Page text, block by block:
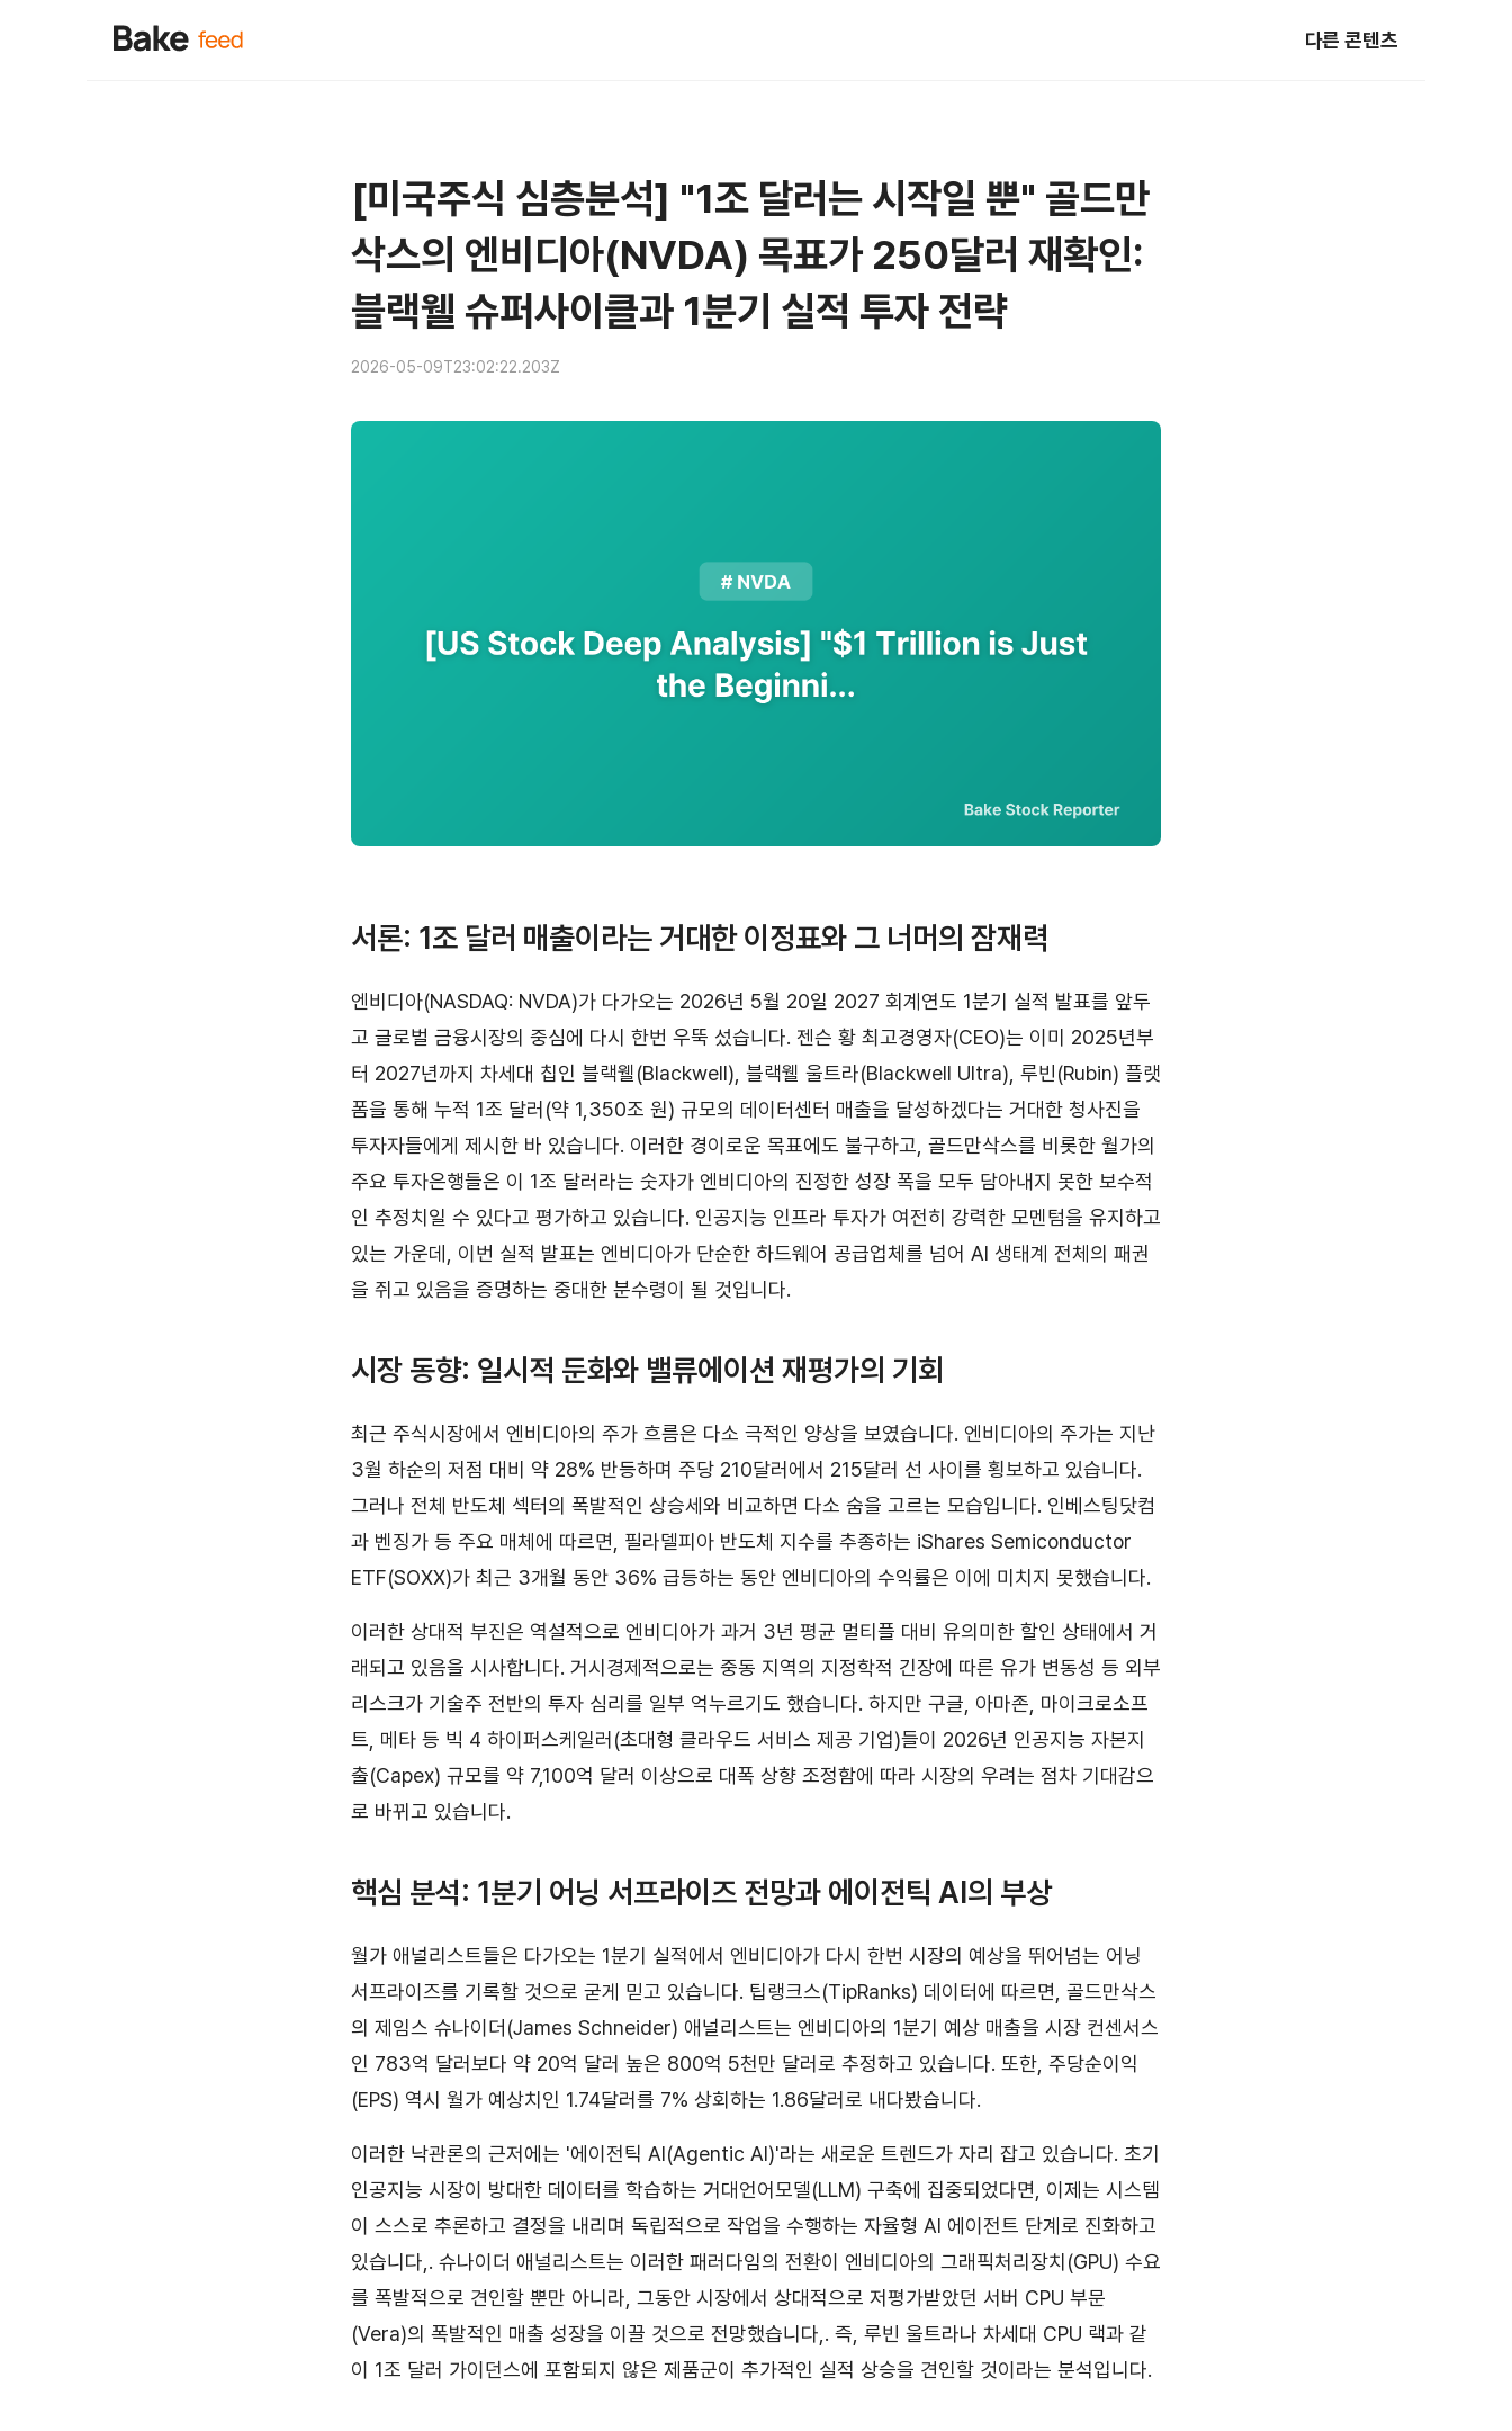
다른 콘텐츠
[미국주식 심층분석] "1조 달러는 시작일 뿐" 골드만
삭스의 엔비디아(NVDA) 목표가 250달러 재확인:
블랙웰 슈퍼사이클과 1분기 실적 투자 전략
2026-05-09T23:02:22.203Z
서론: 1조 달러 매출이라는 거대한 이정표와 그 너머의 잠재력
엔비디아(NASDAQ: NVDA)가 다가오는 2026년 5월 20일 2027 회계연도 1분기 실적 발표를 앞두
고 글로벌 금융시장의 중심에 다시 한번 우뚝 섰습니다. 젠슨 황 최고경영자(CEO)는 이미 2025년부
터 2027년까지 차세대 칩인 블랙웰(Blackwell), 블랙웰 울트라(Blackwell Ultra), 루빈(Rubin) 플랫
폼을 통해 누적 1조 달러(약 1,350조 원) 규모의 데이터센터 매출을 달성하겠다는 거대한 청사진을
투자자들에게 제시한 바 있습니다. 이러한 경이로운 목표에도 불구하고, 골드만삭스를 비롯한 월가의
주요 투자은행들은 이 1조 달러라는 숫자가 엔비디아의 진정한 성장 폭을 모두 담아내지 못한 보수적
인 추정치일 수 있다고 평가하고 있습니다. 인공지능 인프라 투자가 여전히 강력한 모멘텀을 유지하고
있는 가운데, 이번 실적 발표는 엔비디아가 단순한 하드웨어 공급업체를 넘어 AI 생태계 전체의 패권
을 쥐고 있음을 증명하는 중대한 분수령이 될 것입니다.
시장 동향: 일시적 둔화와 밸류에이션 재평가의 기회
최근 주식시장에서 엔비디아의 주가 흐름은 다소 극적인 양상을 보였습니다. 엔비디아의 주가는 지난
3월 하순의 저점 대비 약 28% 반등하며 주당 210달러에서 215달러 선 사이를 횡보하고 있습니다.
그러나 전체 반도체 섹터의 폭발적인 상승세와 비교하면 다소 숨을 고르는 모습입니다. 인베스팅닷컴
과 벤징가 등 주요 매체에 따르면, 필라델피아 반도체 지수를 추종하는 iShares Semiconductor
ETF(SOXX)가 최근 3개월 동안 36% 급등하는 동안 엔비디아의 수익률은 이에 미치지 못했습니다.
이러한 상대적 부진은 역설적으로 엔비디아가 과거 3년 평균 멀티플 대비 유의미한 할인 상태에서 거
래되고 있음을 시사합니다. 거시경제적으로는 중동 지역의 지정학적 긴장에 따른 유가 변동성 등 외부
리스크가 기술주 전반의 투자 심리를 일부 억누르기도 했습니다. 하지만 구글, 아마존, 마이크로소프
트, 메타 등 빅 4 하이퍼스케일러(초대형 클라우드 서비스 제공 기업)들이 2026년 인공지능 자본지
출(Capex) 규모를 약 7,100억 달러 이상으로 대폭 상향 조정함에 따라 시장의 우려는 점차 기대감으
로 바뀌고 있습니다.
핵심 분석: 1분기 어닝 서프라이즈 전망과 에이전틱 AI의 부상
월가 애널리스트들은 다가오는 1분기 실적에서 엔비디아가 다시 한번 시장의 예상을 뛰어넘는 어닝
서프라이즈를 기록할 것으로 굳게 믿고 있습니다. 팁랭크스(TipRanks) 데이터에 따르면, 골드만삭스
의 제임스 슈나이더(James Schneider) 애널리스트는 엔비디아의 1분기 예상 매출을 시장 컨센서스
인 783억 달러보다 약 20억 달러 높은 800억 5천만 달러로 추정하고 있습니다. 또한, 주당순이익
(EPS) 역시 월가 예상치인 1.74달러를 7% 상회하는 1.86달러로 내다봤습니다.
이러한 낙관론의 근저에는 '에이전틱 AI(Agentic AI)'라는 새로운 트렌드가 자리 잡고 있습니다. 초기
인공지능 시장이 방대한 데이터를 학습하는 거대언어모델(LLM) 구축에 집중되었다면, 이제는 시스템
이 스스로 추론하고 결정을 내리며 독립적으로 작업을 수행하는 자율형 AI 에이전트 단계로 진화하고
있습니다,. 슈나이더 애널리스트는 이러한 패러다임의 전환이 엔비디아의 그래픽처리장치(GPU) 수요
를 폭발적으로 견인할 뿐만 아니라, 그동안 시장에서 상대적으로 저평가받았던 서버 CPU 부문
(Vera)의 폭발적인 매출 성장을 이끌 것으로 전망했습니다,. 즉, 루빈 울트라나 차세대 CPU 랙과 같
이 1조 달러 가이던스에 포함되지 않은 제품군이 추가적인 실적 상승을 견인할 것이라는 분석입니다.